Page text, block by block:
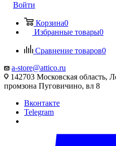
Войти
Корзина0
Избранные товары0
Сравнение товаров0
a-store@attico.ru
142703 Московская область,
промзона Пуговичино, вл 8
Вконтакте
Telegram